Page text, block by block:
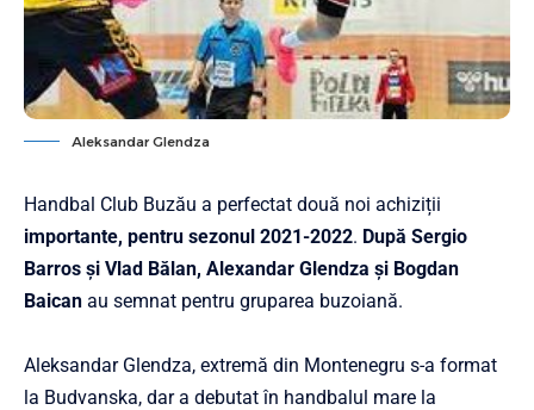
Aleksandar Glendza
Handbal Club Buzău a perfectat două noi achiziții
importante, pentru sezonul 2021-2022. După Sergio
Barros și Vlad Bălan, Alexandar Glendza și Bogdan
Baican au semnat pentru gruparea buzoiană.
Aleksandar Glendza, extremă din Montenegru s-a format
la Budvanska, dar a debutat în handbalul mare la